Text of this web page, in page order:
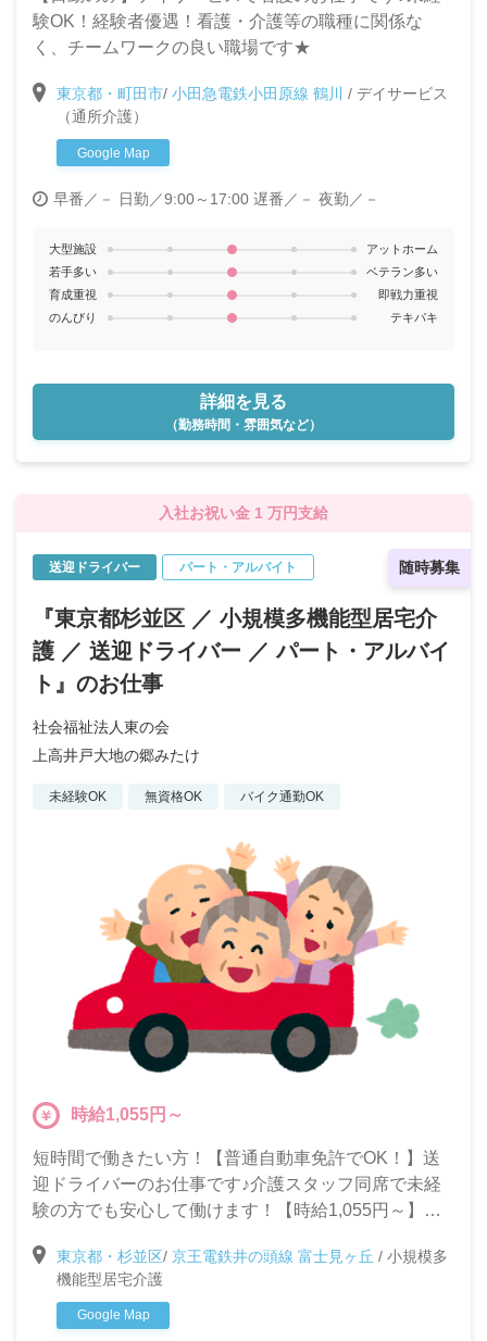
験OK！経験者優遇！看護・介護等の職種に関係な
く、チームワークの良い職場です★
東京都・町田市/ 小田急電鉄小田原線 鶴川 / デイサービス
（通所介護）
Google Map
早番／－ 日勤／9:00～17:00 遅番／－ 夜勤／－
大型施設
アットホーム
若手多い
ベテラン多い
育成重視
即戦力重視
のんびり
テキパキ
詳細を見る
（勤務時間・雰囲気など）
入社お祝い金 1 万円支給
随時募集
送迎ドライバー パート・アルバイト
『東京都杉並区 ／ 小規模多機能型居宅介
護 ／ 送迎ドライバー ／ パート・アルバイ
ト』のお仕事
社会福祉法人東の会
上高井戸大地の郷みたけ
未経験OK 無資格OK バイク通勤OK
時給1,055円～
短時間で働きたい方！【普通自動車免許でOK！】送
迎ドライバーのお仕事です♪介護スタッフ同席で未経
験の方でも安心して働けます！【時給1,055円～】
東京都・杉並区/ 京王電鉄井の頭線 富士見ヶ丘 / 小規模多
機能型居宅介護
Google Map